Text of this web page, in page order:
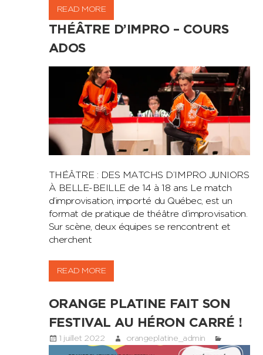
READ MORE
THÉÂTRE D’IMPRO – COURS
ADOS
THÉÂTRE : DES MATCHS D’IMPRO JUNIORS
À BELLE-BEILLE de 14 à 18 ans Le match
d’improvisation, importé du Québec, est un
format de pratique de théâtre d’improvisation.
Sur scène, deux équipes se rencontrent et
cherchent
READ MORE
ORANGE PLATINE FAIT SON
FESTIVAL AU HÉRON CARRÉ !
1 juillet 2022 orangeplatine_admin